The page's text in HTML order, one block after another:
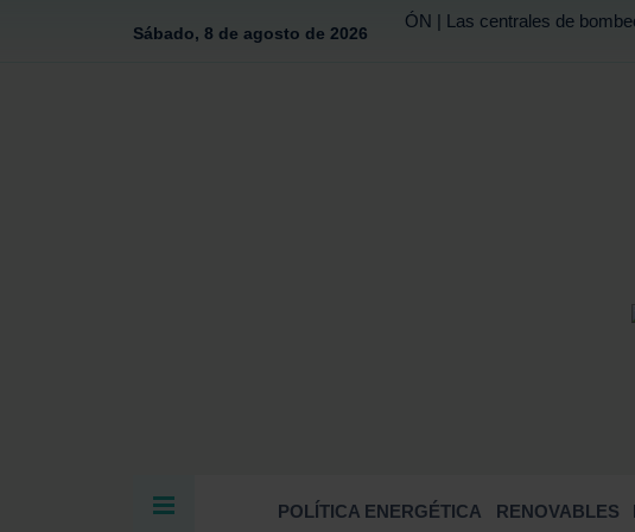
Sábado, 8 de agosto de 2026
ÓN | Las centrales de
POLÍTICA ENERGÉTICA RENOVABLES